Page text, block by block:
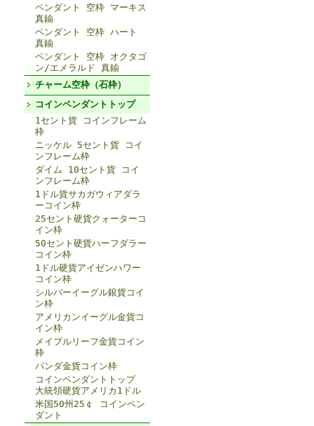
ペンダント 空枠 マーキス
真鍮
ペンダント 空枠 ハート
真鍮
ペンダント 空枠 オクタゴ
ン/エメラルド 真鍮
チャーム空枠（石枠）
コインペンダントトップ
1セント貨 コインフレーム
枠
ニッケル 5セント貨 コイ
ンフレーム枠
ダイム 10セント貨 コイ
ンフレーム枠
1ドル貨サカガウィアダラ
ーコイン枠
25セント硬貨クォーターコ
イン枠
50セント硬貨ハーフダラー
コイン枠
1ドル硬貨アイゼンハワー
コイン枠
シルバーイーグル銀貨コイ
ン枠
アメリカンイーグル金貨コ
イン枠
メイプルリーフ金貨コイン
枠
パンダ金貨コイン枠
コインペンダントトップ
大統領硬貨アメリカ1ドル
米国50州25￠ コインペン
ダント